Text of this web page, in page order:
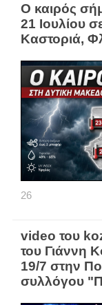
Ο καιρός
21 Ιουλίου
Καστοριά,
26
video του
του Γιάννη
19/7 στην
συλλόγου